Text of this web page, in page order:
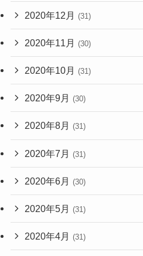
2020年12月 (31)
2020年11月 (30)
2020年10月 (31)
2020年9月 (30)
2020年8月 (31)
2020年7月 (31)
2020年6月 (30)
2020年5月 (31)
2020年4月 (31)